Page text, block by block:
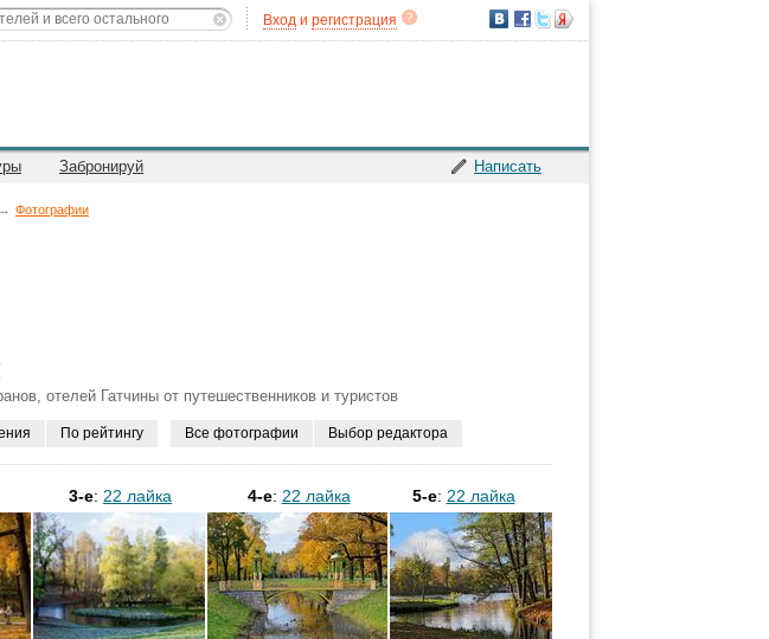
Вход и регистрация
Написать
Забронируй
→ Фотографии
отелей Гатчины от путешественников и туристов
По рейтингу Все фотографии Выбор редактора
3-е: 22 лайка 4-е: 22 лайка 5-е: 22 лайка